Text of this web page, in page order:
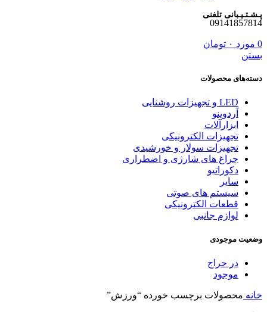
پـشـتـیـبانی تلفنی
09141857814
0 مورد ۰ تومان
بستن
دسته‌های محصولات
LED و تجهیزات روشنایی
آردوینو
ابزارآلات
تجهیزات الکترونیکی
تجهیزات سولار و خورشیدی
چراغ های شارژی و اضطراری
دکوراتیو
سایر
سیستم های صوتی
قطعات الکترونیکی
لوازم جانبی
وضعیت موجودی
در حراج
موجود
خانه محصولات برچسب خورده “ورزش”